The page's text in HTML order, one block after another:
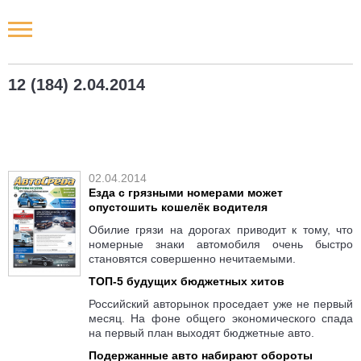
12 (184) 2.04.2014
02.04.2014
Езда с грязными номерами может
опустошить кошелёк водителя
Обилие грязи на дорогах приводит к тому, что
номерные знаки автомобиля очень быстро
становятся совершенно нечитаемыми.
ТОП-5 будущих бюджетных хитов
Российский авторынок проседает уже не первый
месяц. На фоне общего экономического спада
на первый план выходят бюджетные авто.
Подержанные авто набирают обороты
Новости РФ
Наши мероприятия
Статьи